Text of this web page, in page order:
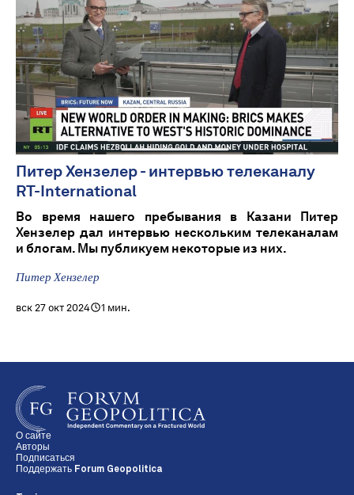
Питер Хензелер - интервью телеканалу
RT-International
Во время нашего пребывания в Казани Питер
Хензелер дал интервью нескольким телеканалам
и блогам. Мы публикуем некоторые из них.
Питер Хензелер
вск 27 окт 2024 1 мин.
О сайте
Авторы
Подписаться
Поддержать Forum Geopolitica